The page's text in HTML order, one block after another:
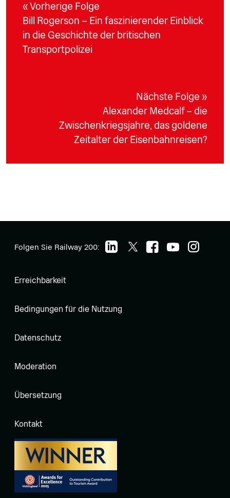
« Vorherige Folge
Bill Rogerson – Ein faszinierender Einblick
in die Geschichte der britischen
Transportpolizei
Nächste Folge »
Alexander Medcalf – die
Zwischenkriegsjahre, das goldene
Zeitalter der Eisenbahnreisen?
Folgen Sie Railway 200:
Erreichbarkeit
Bedingungen für die Nutzung
Datenschutz
Moderation
Übersetzung
Kontakt